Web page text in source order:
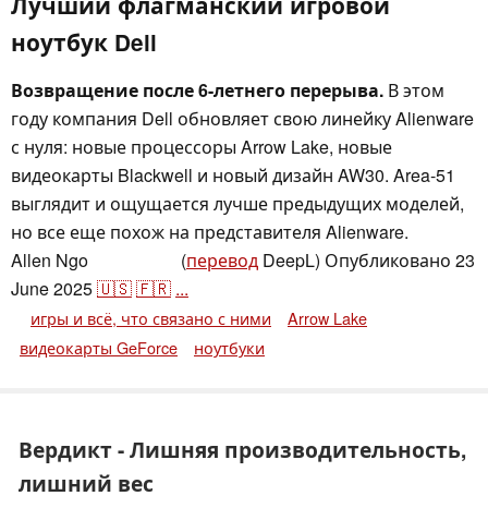
ноутбук Dell
Возвращение после 6-летнего перерыва. В этом
году компания Dell обновляет свою линейку Alienware
с нуля: новые процессоры Arrow Lake, новые
видеокарты Blackwell и новый дизайн AW30. Area-51
выглядит и ощущается лучше предыдущих моделей,
но все еще похож на представителя Alienware.
Allen Ngo
(перевод DeepL) Опубликовано 23
June 2025🇺🇸🇫🇷 ...
игры и всё, что связано с ними
Arrow Lake
видеокарты GeForce
ноутбуки
Вердикт - Лишняя производительность,
лишний вес